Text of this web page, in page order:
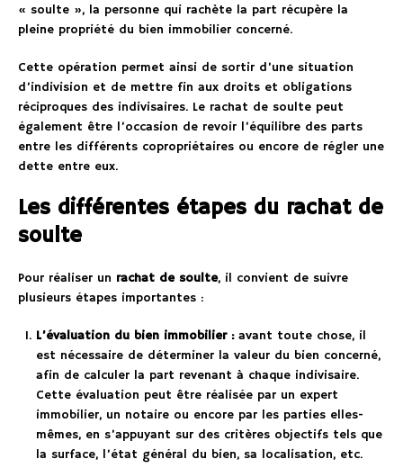
« soulte », la personne qui rachète la part récupère la
pleine propriété du bien immobilier concerné.
Cette opération permet ainsi de sortir d’une situation
d’indivision et de mettre fin aux droits et obligations
réciproques des indivisaires. Le rachat de soulte peut
également être l’occasion de revoir l’équilibre des parts
entre les différents copropriétaires ou encore de régler une
dette entre eux.
Les différentes étapes du rachat de
soulte
Pour réaliser un rachat de soulte, il convient de suivre
plusieurs étapes importantes :
L’évaluation du bien immobilier :avant toute chose, il
est nécessaire de déterminer la valeur du bien concerné,
afin de calculer la part revenant à chaque indivisaire.
Cette évaluation peut être réalisée par un expert
immobilier, un notaire ou encore par les parties elles-
mêmes, en s’appuyant sur des critères objectifs tels que
la surface, l’état général du bien, sa localisation, etc.